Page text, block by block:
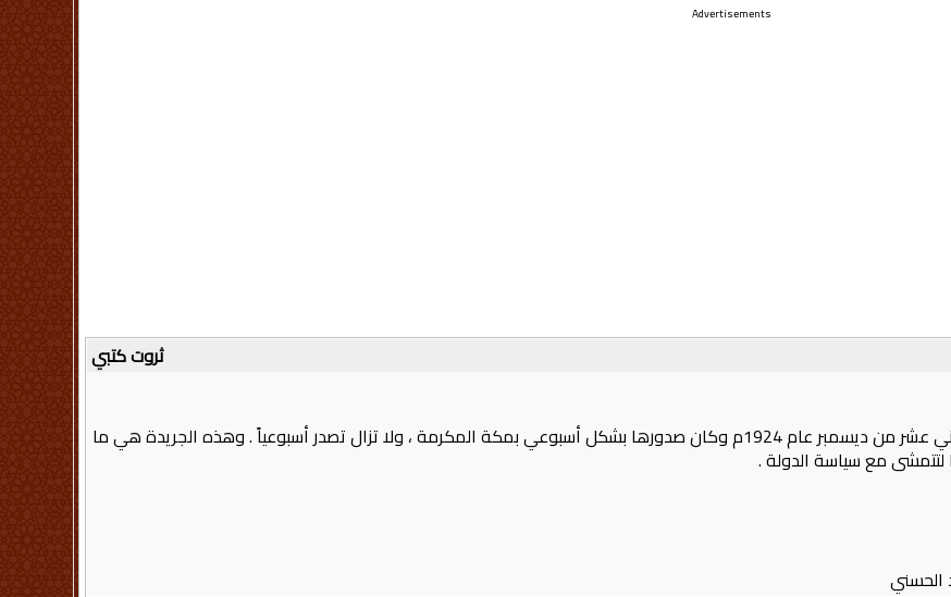
Advertisements
ثروت كتبي
كان إصداره في 15 جمادى الأولى عام 1343هـ الموافق الثاني عشر من ديسمبر عام 1924م وكان صدورها بشكل أسبوعي بمكة المكرمة ، ولا تزال تصدر أسبوعياً . وهذه الجريدة هي ما
مع سياسة الدولة .
الحسني